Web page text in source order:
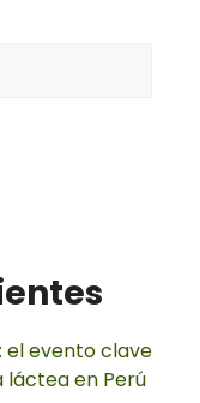
el evento clave
láctea en Perú